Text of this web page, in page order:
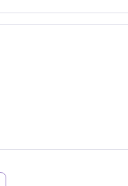
и
не
следует